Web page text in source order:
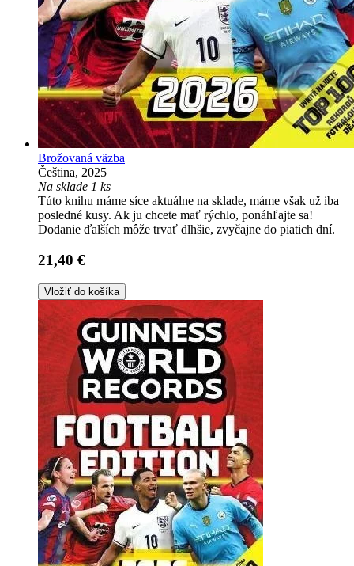
Brožovaná väzba
Čeština, 2025
Na sklade 1 ks
Túto knihu máme síce aktuálne na sklade, máme však už iba
posledné kusy. Ak ju chcete mať rýchlo, ponáhľajte sa!
Dodanie ďalších môže trvať dlhšie, zvyčajne do piatich dní.
21,40 €
Vložiť do košíka